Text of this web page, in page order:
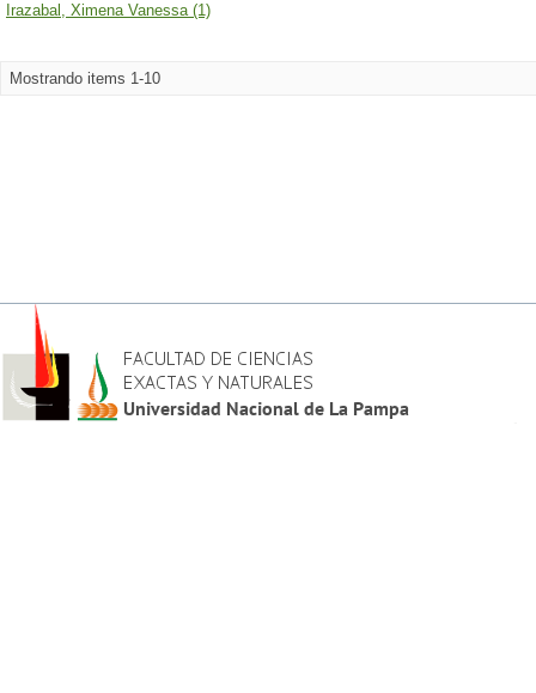
Irazabal, Ximena Vanessa (1)
Mostrando items 1-10